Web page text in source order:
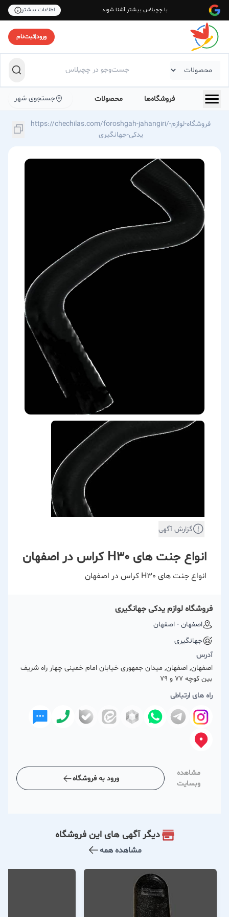
با چچیلاس بیشتر آشنا شوید اطلاعات بیشتر
ورود|ثبت‌نام
فروشگاه‌ها محصولات جستجوی شهر
https://chechilas.com/foroshgah-jahangiri/فروشگاه-لوازم-
یدکی-جهانگیری
گزارش آگهی
انواع جنت های H30 کراس در اصفهان
انواع جنت های H30 کراس در اصفهان
فروشگاه لوازم یدکی جهانگیری
اصفهان - اصفهان
جهانگیری
آدرس
اصفهان, اصفهان, میدان جمهوری خیابان امام خمینی چهار راه شریف
بین کوچه 77 و 79
راه های ارتباطی
مشاهده
وبسایت
ورود به فروشگاه
دیگر آگهی های این فروشگاه
مشاهده همه